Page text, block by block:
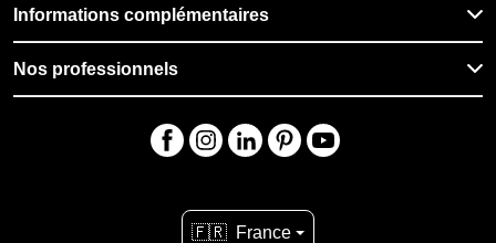
Informations complémentaires
Nos professionnels
🇫🇷 France